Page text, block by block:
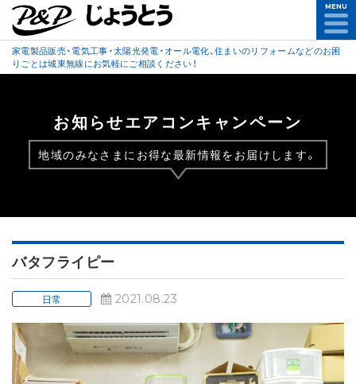
MENU
家電製品販売・電気工事・太陽光発電・オール電化、住まいのリフォームなどのお困
りごとは城東無線にお気軽にご相談ください！
お知らせエアコンキャンペーン
地域のみなさまにお得な最新情報をお届けします。
バタフライピー
日常 2021.08.23